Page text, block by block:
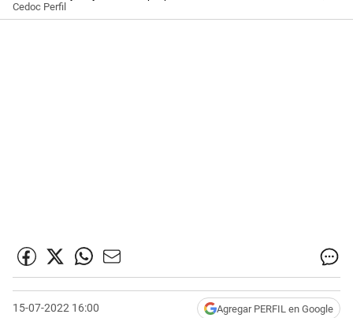
Cedoc Perfil
15-07-2022 16:00 Agregar PERFIL en Google